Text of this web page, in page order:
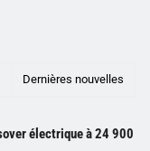
Dernières nouvelles
électrique à 24 900